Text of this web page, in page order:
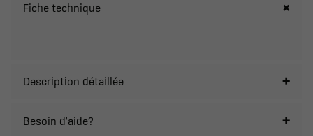
Fiche technique
Description détaillée
Besoin d'aide?